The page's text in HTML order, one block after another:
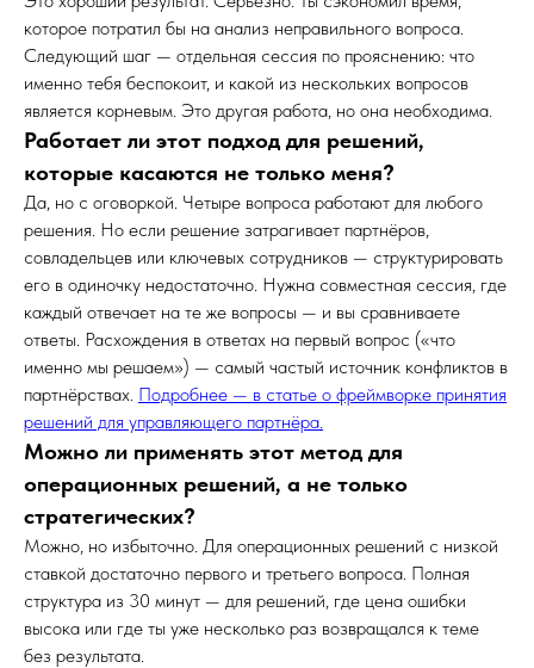
которое потратил бы на анализ неправильного вопроса.
Следующий шаг — отдельная сессия по прояснению: что
именно тебя беспокоит, и какой из нескольких вопросов
является корневым. Это другая работа, но она необходима.
Работает ли этот подход для решений,
которые касаются не только меня?
Да, но с оговоркой. Четыре вопроса работают для любого
решения. Но если решение затрагивает партнёров,
совладельцев или ключевых сотрудников — структурировать
его в одиночку недостаточно. Нужна совместная сессия, где
каждый отвечает на те же вопросы — и вы сравниваете
ответы. Расхождения в ответах на первый вопрос («что
именно мы решаем») — самый частый источник конфликтов в
партнёрствах. Подробнее — в статье о фреймворке принятия
решений для управляющего партнёра.
Можно ли применять этот метод для
операционных решений, а не только
стратегических?
Можно, но избыточно. Для операционных решений с низкой
ставкой достаточно первого и третьего вопроса. Полная
структура из 30 минут — для решений, где цена ошибки
высока или где ты уже несколько раз возвращался к теме
без результата.